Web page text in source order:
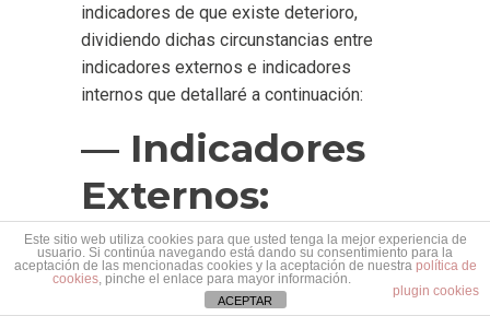
indicadores de que existe deterioro,
dividiendo dichas circunstancias entre
indicadores externos e indicadores
internos que detallaré a continuación:
— Indicadores
Externos:
Este sitio web utiliza cookies para que usted tenga la mejor experiencia de
usuario. Si continúa navegando está dando su consentimiento para la
aceptación de las mencionadas cookies y la aceptación de nuestra política de
cookies, pinche el enlace para mayor información.
plugin cookies
ACEPTAR